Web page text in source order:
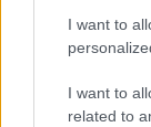
I want to
I want to
related to